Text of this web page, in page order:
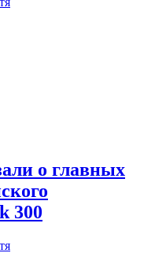
о главных
300